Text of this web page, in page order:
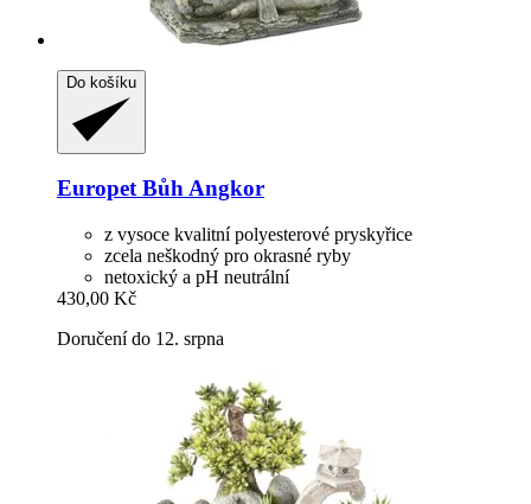
Do košíku
EuropetBůh Angkor
z vysoce kvalitní polyesterové pryskyřice
zcela neškodný pro okrasné ryby
netoxický a pH neutrální
430,00 Kč
Doručení do 12. srpna